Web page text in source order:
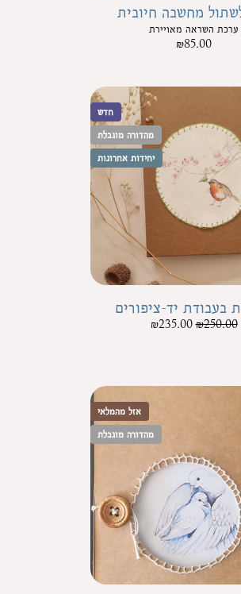
מחשבה חיובית
ערכת השראה מאויירת
₪85.00
חדש
מהדורה מוגבלת
יחידות אחרונות
בעבודת יד-ציפורים
₪250.00
₪235.00
אזל מהמלאי
מהדורה מוגבלת